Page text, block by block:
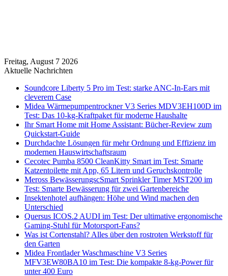
Freitag, August 7 2026
Aktuelle Nachrichten
Soundcore Liberty 5 Pro im Test: starke ANC-In-Ears mit
cleverem Case
Midea Wärmepumpentrockner V3 Series MDV3EH100D im
Test: Das 10-kg-Kraftpaket für moderne Haushalte
Ihr Smart Home mit Home Assistant: Bücher-Review zum
Quickstart-Guide
Durchdachte Lösungen für mehr Ordnung und Effizienz im
modernen Hauswirtschaftsraum
Cecotec Pumba 8500 CleanKitty Smart im Test: Smarte
Katzentoilette mit App, 65 Litern und Geruchskontrolle
Meross BewässerungscSmart Sprinkler Timer MST200 im
Test: Smarte Bewässerung für zwei Gartenbereiche
Insektenhotel aufhängen: Höhe und Wind machen den
Unterschied
Quersus ICOS.2 AUDI im Test: Der ultimative ergonomische
Gaming-Stuhl für Motorsport-Fans?
Was ist Cortenstahl? Alles über den rostroten Werkstoff für
den Garten
Midea Frontlader Waschmaschine V3 Series
MFV3EW80BA10 im Test: Die kompakte 8-kg-Power für
unter 400 Euro